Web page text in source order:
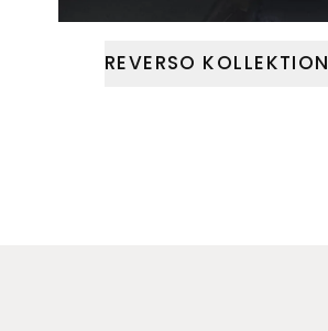
REVERSO KOLLEKTION